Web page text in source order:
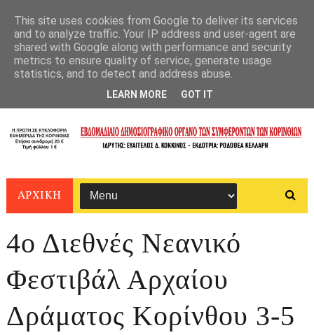
ΑΡΧΙΚΗ
4ο Διεθνές Νεανικό
Φεστιβάλ Αρχαίου
Δράματος Κορίνθου 3-5
This site uses cookies from Google to deliver its services
and to analyze traffic. Your IP address and user-agent are
shared with Google along with performance and security
metrics to ensure quality of service, generate usage
statistics, and to detect and address abuse.
LEARN MORE GOT IT